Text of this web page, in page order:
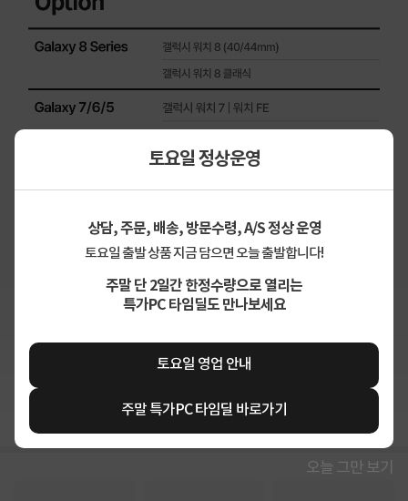
토요일 정상운영
상담, 주문, 배송, 방문수령, A/S 정상 운영
토요일 출발 상품 지금 담으면 오늘 출발합니다!
주말 단 2일간 한정수량으로 열리는
특가PC 타임딜도 만나보세요
토요일 영업 안내
주말 특가PC 타임딜 바로가기
오늘 그만 보기